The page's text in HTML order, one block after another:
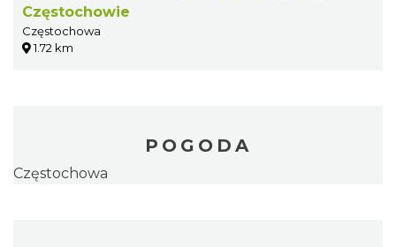
Częstochowie
Częstochowa
1.72 km
POGODA
Częstochowa